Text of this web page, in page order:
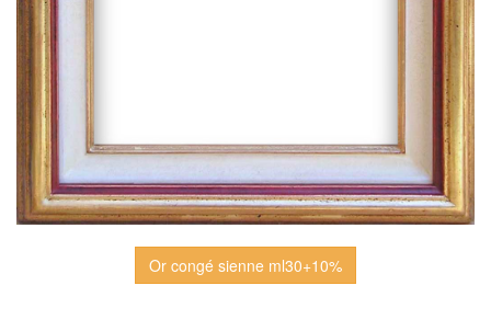
Or congé sienne ml30+10%